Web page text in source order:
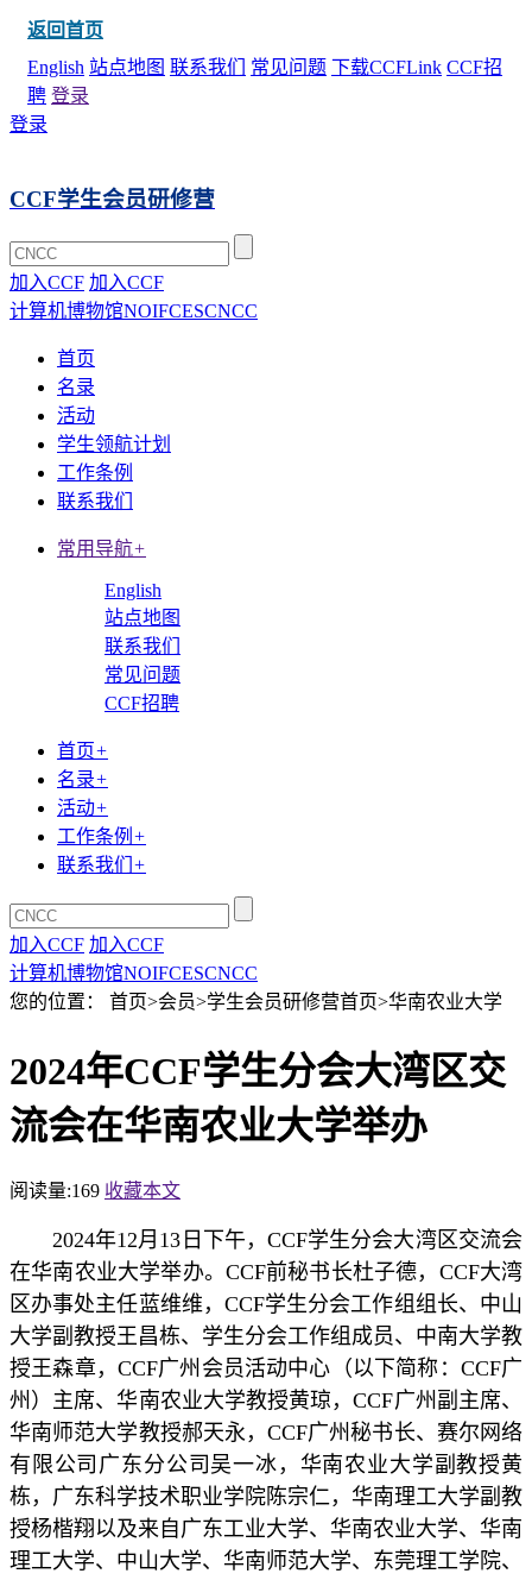
返回首页
English 站点地图 联系我们 常见问题 下载CCFLink CCF招
聘 登录
登录
CCF学生会员研修营
加入CCF 加入CCF
计算机博物馆NOIFCESCNCC
首页
名录
活动
学生领航计划
工作条例
联系我们
常用导航+
English
站点地图
联系我们
常见问题
CCF招聘
首页+
名录+
活动+
工作条例 +
联系我们 +
加入CCF 加入CCF
计算机博物馆NOIFCESCNCC
您的位置： 首页>会员>学生会员研修营首页>华南农业大学
2024年CCF学生分会大湾区交
流会在华南农业大学举办
阅读量:169 收藏本文
2024年12月13日下午，CCF学生分会大湾区交流会
在华南农业大学举办。CCF前秘书长杜子德，CCF大湾
区办事处主任蓝维维，CCF学生分会工作组组长、中山
大学副教授王昌栋、学生分会工作组成员、中南大学教
授王森章，CCF广州会员活动中心（以下简称：CCF广
州）主席、华南农业大学教授黄琼，CCF广州副主席、
华南师范大学教授郝天永，CCF广州秘书长、赛尔网络
有限公司广东分公司吴一冰，华南农业大学副教授黄
栋，广东科学技术职业学院陈宗仁，华南理工大学副教
授杨楷翔以及来自广东工业大学、华南农业大学、华南
理工大学、中山大学、华南师范大学、东莞理工学院、